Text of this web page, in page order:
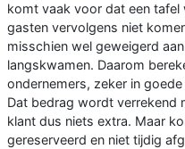
komt vaak voor dat een
gasten vervolgens niet
misschien wel geweigerd
langskwamen. Daarom
ondernemers, zeker in
Dat bedrag wordt verrekend
klant dus niets extra. Maar
gereserveerd en niet tijdig